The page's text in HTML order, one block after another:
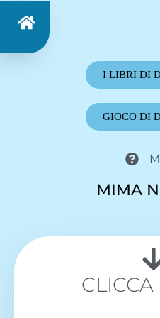
I LIBRI DI
GIOCO DI
MIMA
CLICCA